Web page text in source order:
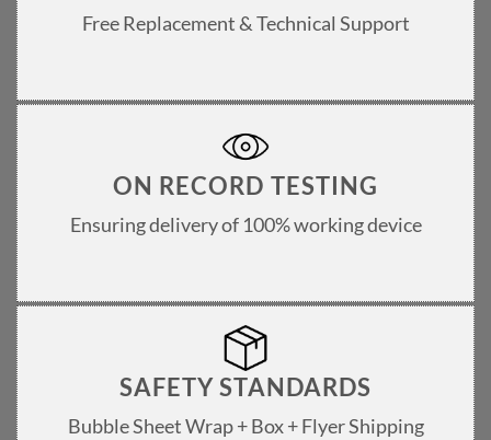
Free Replacement & Technical Support
ON RECORD TESTING
Ensuring delivery of 100% working device
SAFETY STANDARDS
Bubble Sheet Wrap + Box + Flyer Shipping